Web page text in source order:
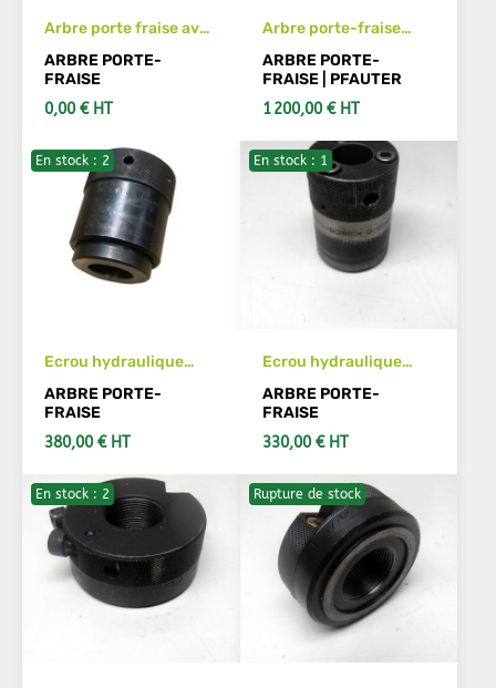
Arbre porte fraise avec
ecrou hydraulique
ARBRE PORTE-
FRAISE
0,00 € HT
VOIR LES DÉTAILS
Arbre porte-fraise
pour tailleuse
PFAUTER PE300
ARBRE PORTE-
FRAISE | PFAUTER
1 200,00 € HT
AJOUTER AU PANIER
En stock : 2
Ecrou hydraulique
SCHREM D91-100
M30x150 à gauche
ARBRE PORTE-
FRAISE
380,00 € HT
AJOUTER AU PANIER
En stock : 1
Ecrou hydraulique
SCHREM D91-A28
M18x150 à gauche
ARBRE PORTE-
FRAISE
330,00 € HT
AJOUTER AU PANIER
En stock : 2 Rupture de stock